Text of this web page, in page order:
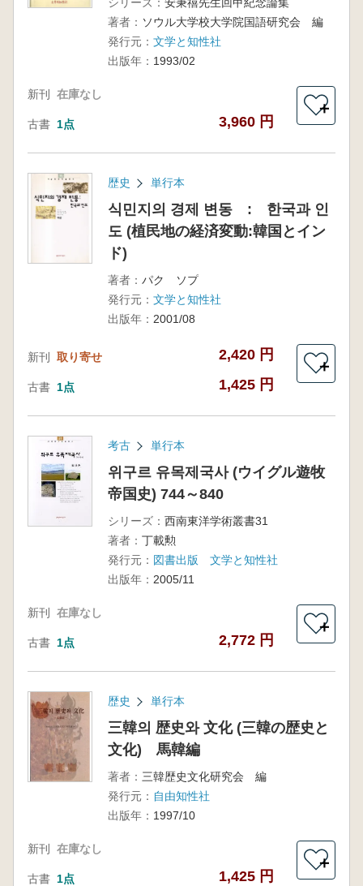
著者： ソウル大学校大学院国語研究会 編
発行元： 文学と知性社
出版年： 1993/02
新刊 在庫なし
古書 1点 3,960 円
＋
歴史 単行本
식민지의 경제 변동 : 한국과 인
도 (植民地の経済変動:韓国とイン
ド)
著者： パク ソプ
発行元： 文学と知性社
出版年： 2001/08
新刊 取り寄せ 2,420 円
古書 1点 1,425 円
＋
考古 単行本
위구르 유목제국사 (ウイグル遊牧
帝国史) 744～840
シリーズ： 西南東洋学術叢書31
著者： 丁載勲
発行元： 図書出版 文学と知性社
出版年： 2005/11
新刊 在庫なし
古書 1点 2,772 円
＋
歴史 単行本
三韓의 歴史와 文化 (三韓の歴史と
文化) 馬韓編
著者： 三韓歴史文化研究会 編
発行元： 自由知性社
出版年： 1997/10
新刊 在庫なし
古書 1点 1,425 円
＋